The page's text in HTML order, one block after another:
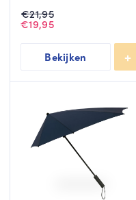
€21,95
Oorspronkelijke
prijs
was:
€19,95
Huidige
prijs
Bekijken